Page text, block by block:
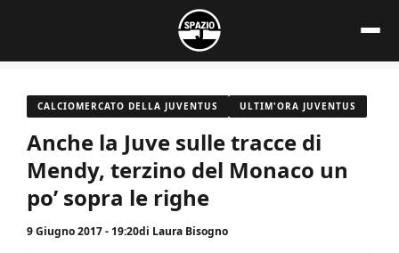
contenuto
CALCIOMERCATO DELLA JUVENTUS ULTIM'ORA JUVENTUS
Anche la Juve sulle tracce di
Mendy, terzino del Monaco un
po’ sopra le righe
9 Giugno 2017 - 19:20di Laura Bisogno